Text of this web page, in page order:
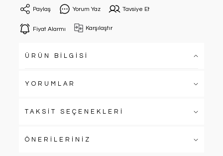
Paylaş Yorum Yaz Tavsiye Et
Fiyat Alarmı Karşılaştır
ÜRÜN BİLGİSİ
YORUMLAR
TAKSİT SEÇENEKLERİ
ÖNERİLERİNİZ